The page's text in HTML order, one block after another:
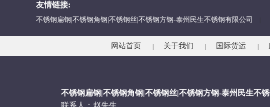
友情链接:
不锈钢扁钢|不锈钢角钢|不锈钢丝|不锈钢方钢-泰州民生不锈钢有限公司
网站首页 关于我们 国际货运
不锈钢扁钢|不锈钢角钢|不锈钢丝|不锈钢方钢-泰州民生不
联系人：赵先生